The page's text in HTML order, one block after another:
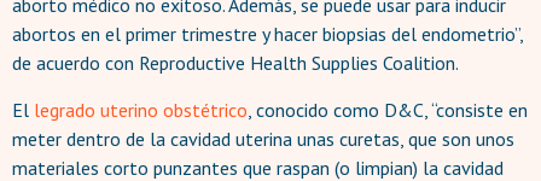
aborto médico no exitoso. Además, se puede usar para inducir
abortos en el primer trimestre y hacer biopsias del endometrio”,
de acuerdo con Reproductive Health Supplies Coalition.
El legrado uterino obstétrico , conocido como D&C, “consiste en
meter dentro de la cavidad uterina unas curetas, que son unos
materiales corto punzantes que raspan (o limpian) la cavidad